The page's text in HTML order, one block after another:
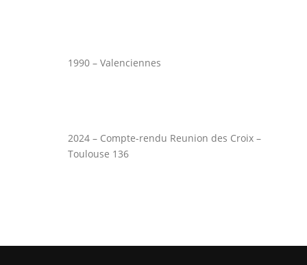
1990 – Valenciennes
2024 – Compte-rendu Reunion des Croix –
Toulouse 136